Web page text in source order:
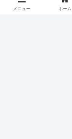
メニュー ホーム